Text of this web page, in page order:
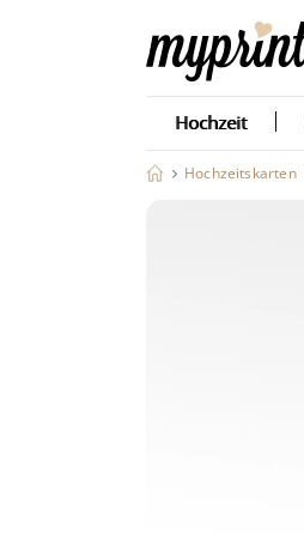
Hochzeit
Hochzeitskarten